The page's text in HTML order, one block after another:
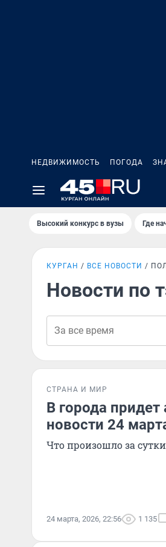
НЕДВИЖИМОСТЬ ПОГОДА
Высокий конкурс в вузы Где
КУРГАН ВСЕ НОВОСТИ
Новости по
СТРАНА И МИР
В города
новости 24
Что произошло за сутки
24 марта, 2026, 22:56 1 135